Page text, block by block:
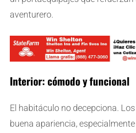
aventurero.
Interior: cómodo y funcional
El habitáculo no decepciona.
buena apariencia,